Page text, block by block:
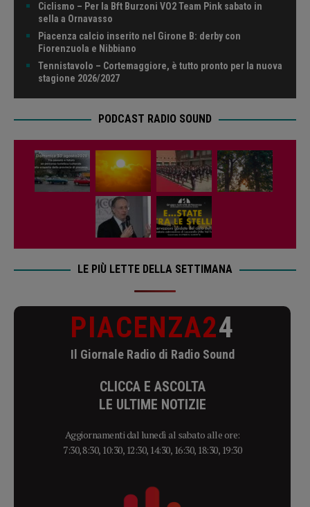
Ciclismo – Per la Bft Burzoni VO2 Team Pink sabato in
sella a Ornavasso
Piacenza calcio inserito nel Girone B: derby con
Fiorenzuola e Nibbiano
Tennistavolo – Cortemaggiore, è tutto pronto per la nuova
stagione 2026/2027
PODCAST RADIO SOUND
LE PIÙ LETTE DELLA SETTIMANA
PIACENZA24
Il Giornale Radio di Radio Sound
CLICCA E ASCOLTA
LE ULTIME NOTIZIE
Aggiornamenti dal lunedì al sabato alle ore:
7:30, 8:30, 10:30, 12:30, 14:30, 16:30, 18:30, 19:30